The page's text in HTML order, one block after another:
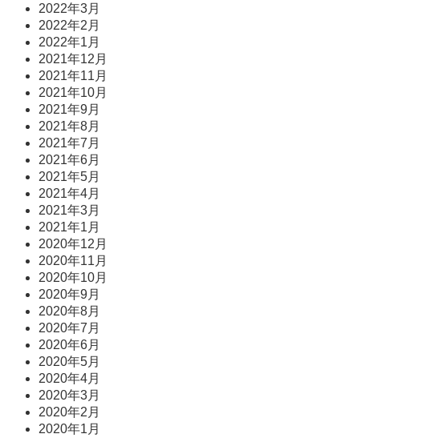
2022年3月
2022年2月
2022年1月
2021年12月
2021年11月
2021年10月
2021年9月
2021年8月
2021年7月
2021年6月
2021年5月
2021年4月
2021年3月
2021年1月
2020年12月
2020年11月
2020年10月
2020年9月
2020年8月
2020年7月
2020年6月
2020年5月
2020年4月
2020年3月
2020年2月
2020年1月